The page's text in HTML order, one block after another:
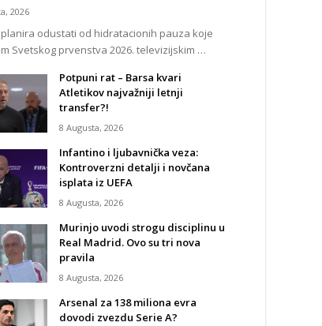
2026
planira odustati od hidratacionih pauza koje
Svetskog prvenstva 2026. televizijskim …
Potpuni rat – Barsa kvari
Atletikov najvažniji letnji
transfer?!
8 Augusta, 2026
Infantino i ljubavnička veza:
Kontroverzni detalji i novčana
isplata iz UEFA
8 Augusta, 2026
Murinjo uvodi strogu disciplinu u
Real Madrid. Ovo su tri nova
pravila
8 Augusta, 2026
Arsenal za 138 miliona evra
dovodi zvezdu Serie A?